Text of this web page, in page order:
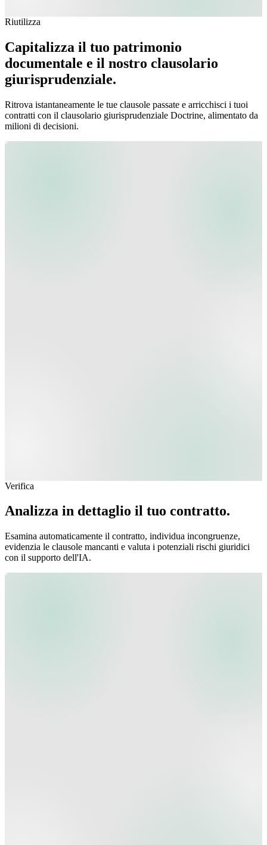
Riutilizza
Capitalizza il tuo patrimonio
documentale e il nostro clausolario
giurisprudenziale.
Ritrova istantaneamente le tue clausole passate e arricchisci i tuoi
contratti con il clausolario giurisprudenziale Doctrine, alimentato da
milioni di decisioni.
Verifica
Analizza in dettaglio il tuo contratto.
Esamina automaticamente il contratto, individua incongruenze,
evidenzia le clausole mancanti e valuta i potenziali rischi giuridici
con il supporto dell'IA.